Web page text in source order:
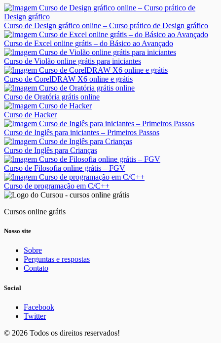
Curso de Design gráfico online – Curso prático de Design gráfico
Curso de Excel online grátis – do Básico ao Avançado
Curso de Violão online grátis para iniciantes
Curso de CorelDRAW X6 online e grátis
Curso de Oratória grátis online
Curso de Hacker
Curso de Inglês para iniciantes – Primeiros Passos
Curso de Inglês para Crianças
Curso de Filosofia online grátis – FGV
Curso de programação em C/C++
Cursos online grátis
Nosso site
Sobre
Perguntas e respostas
Contato
Social
Facebook
Twitter
© 2026 Todos os direitos reservados!